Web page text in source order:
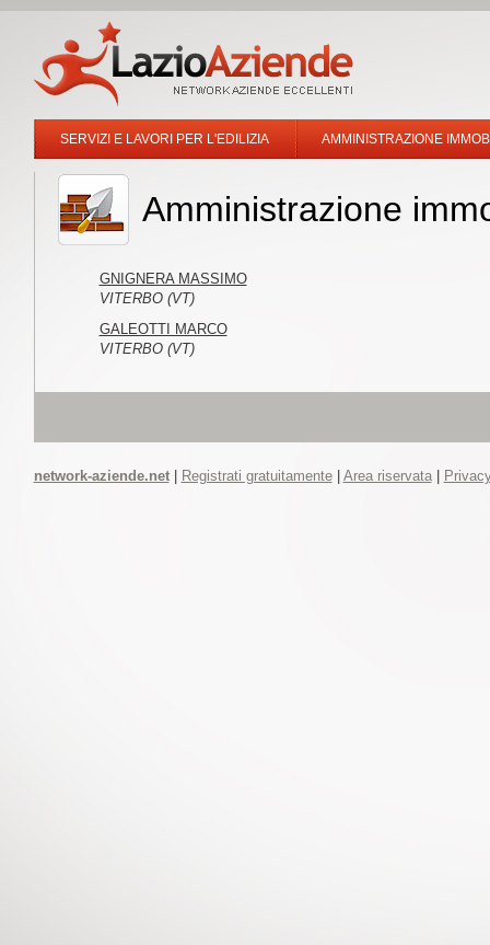
SERVIZI E LAVORI PER L'EDILIZIA AMMINISTRAZIONE
Amministrazione
GNIGNERA MASSIMO
VITERBO (VT)
GALEOTTI MARCO
VITERBO (VT)
network-aziende.net| Registrati gratuitamente| Area riservata|